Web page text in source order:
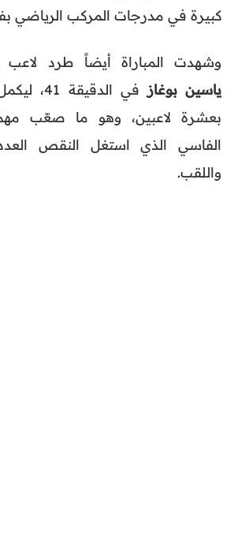
كبيرة في مدرجات المركب الرياضي
وشهدت المباراة أيضاً طرد لاعب
ياسين بوغاز
في
بعشرة لاعبين، وهو ما صعّب
الفاسي الذي استغل النقص
واللقب.